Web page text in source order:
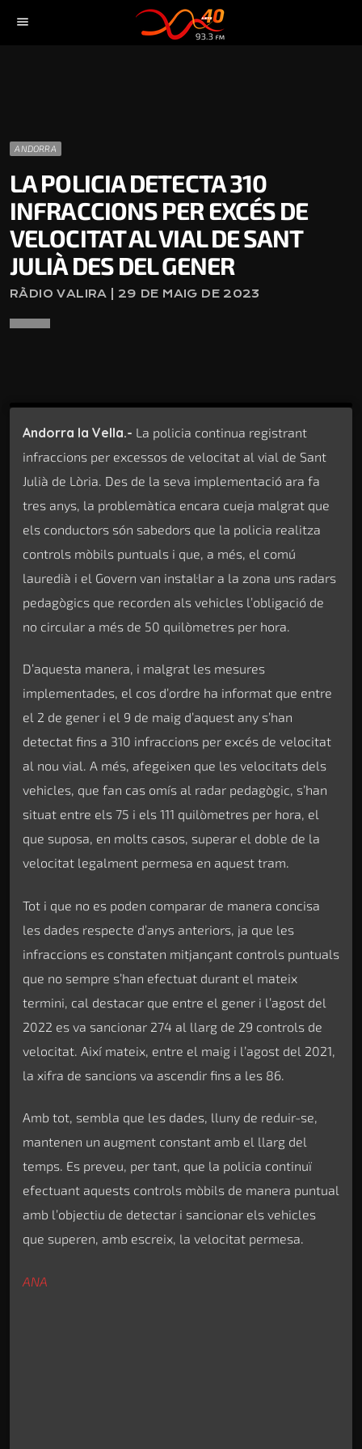
menu
ANDORRA
LA POLICIA DETECTA 310
INFRACCIONS PER EXCÉS DE
VELOCITAT AL VIAL DE SANT
JULIÀ DES DEL GENER
RÀDIO VALIRA | 29 DE MAIG DE 2023
Andorra la Vella.- La policia continua registrant
infraccions per excessos de velocitat al vial de Sant
Julià de Lòria. Des de la seva implementació ara fa
tres anys, la problemàtica encara cueja malgrat que
els conductors són sabedors que la policia realitza
controls mòbils puntuals i que, a més, el comú
lauredià i el Govern van instal·lar a la zona uns radars
pedagògics que recorden als vehicles l’obligació de
no circular a més de 50 quilòmetres per hora.
D’aquesta manera, i malgrat les mesures
implementades, el cos d’ordre ha informat que entre
el 2 de gener i el 9 de maig d’aquest any s’han
detectat fins a 310 infraccions per excés de velocitat
al nou vial. A més, afegeixen que les velocitats dels
vehicles, que fan cas omís al radar pedagògic, s’han
situat entre els 75 i els 111 quilòmetres per hora, el
que suposa, en molts casos, superar el doble de la
velocitat legalment permesa en aquest tram.
Tot i que no es poden comparar de manera concisa
les dades respecte d’anys anteriors, ja que les
infraccions es constaten mitjançant controls puntuals
que no sempre s’han efectuat durant el mateix
termini, cal destacar que entre el gener i l’agost del
2022 es va sancionar 274 al llarg de 29 controls de
velocitat. Així mateix, entre el maig i l’agost del 2021,
la xifra de sancions va ascendir fins a les 86.
Amb tot, sembla que les dades, lluny de reduir-se,
mantenen un augment constant amb el llarg del
temps. Es preveu, per tant, que la policia continuï
efectuant aquests controls mòbils de manera puntual
amb l’objectiu de detectar i sancionar els vehicles
que superen, amb escreix, la velocitat permesa.
ANA